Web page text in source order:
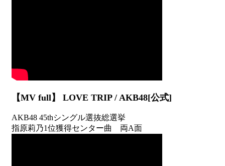
【MV full】 LOVE TRIP / AKB48[公式]
AKB48 45thシングル選抜総選挙
指原莉乃1位獲得センター曲 両A面